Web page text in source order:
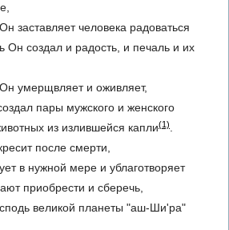
заставляет человека радоваться
Он создал и радость, и печаль и их
умерщвляет и оживляет,
пары мужского и женского
из излившейся капли(1)
после смерти,
в нужной мере и ублаготворяет
приобрести и сберечь,
великой планеты "аш-Ши'ра"